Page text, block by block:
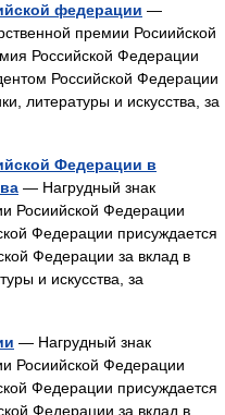
федерации —
премии Росиийской
Российской Федерации
Российской Федерации
литературы и искусства, за
Федерации в
— Нагрудный знак
Росиийской Федерации
Федерации присуждается
Федерации за вклад в
и искусства, за
— Нагрудный знак
Росиийской Федерации
Федерации присуждается
Федерации за вклад в